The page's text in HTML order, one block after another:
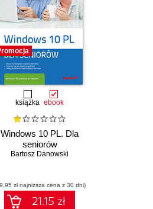
książka ebook
Windows 10 PL. Dla
seniorów
Bartosz Danowski
zł najniższa cena z 30 dni)
21.15 zł